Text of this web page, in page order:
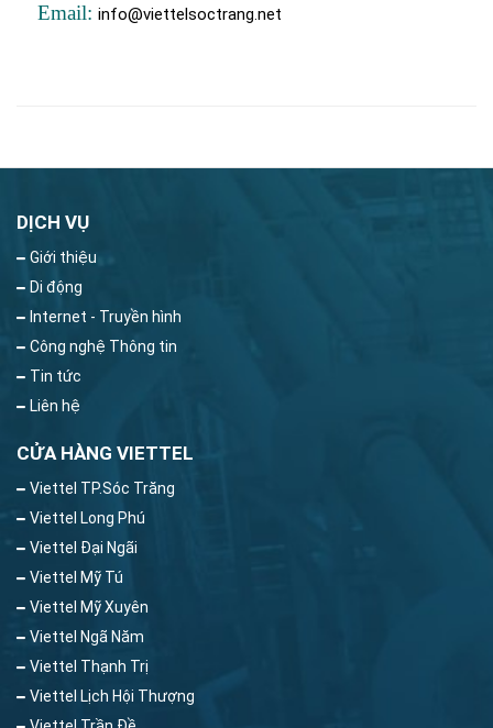
Email: info@viettelsoctrang.net
DỊCH VỤ
Giới thiệu
Di động
Internet - Truyền hình
Công nghệ Thông tin
Tin tức
Liên hệ
CỬA HÀNG VIETTEL
Viettel TP.Sóc Trăng
Viettel Long Phú
Viettel Đại Ngãi
Viettel Mỹ Tú
Viettel Mỹ Xuyên
Viettel Ngã Năm
Viettel Thạnh Trị
Viettel Lịch Hội Thượng